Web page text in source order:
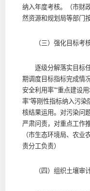
纳入年度考核。（市财
然资源和规划局等部门
（三）强化目标考
逐级分解落实目标任
期调度目标指标完成情
安全利用率”“重点建设
率”等刚性指标纳入污
核结果运用。对污染问
严肃问责，对重点工作
（市生态环境局、农业
责分工负责）
（四）组织土壤审计